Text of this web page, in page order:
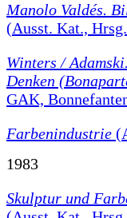
Manolo Valdés.
(Ausst. Kat.,
Winters /
Denken
GAK,
Farbenindustrie
1983
Skulptur und